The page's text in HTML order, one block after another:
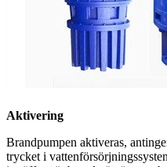
Aktivering
Brandpumpen aktiveras,
trycket i